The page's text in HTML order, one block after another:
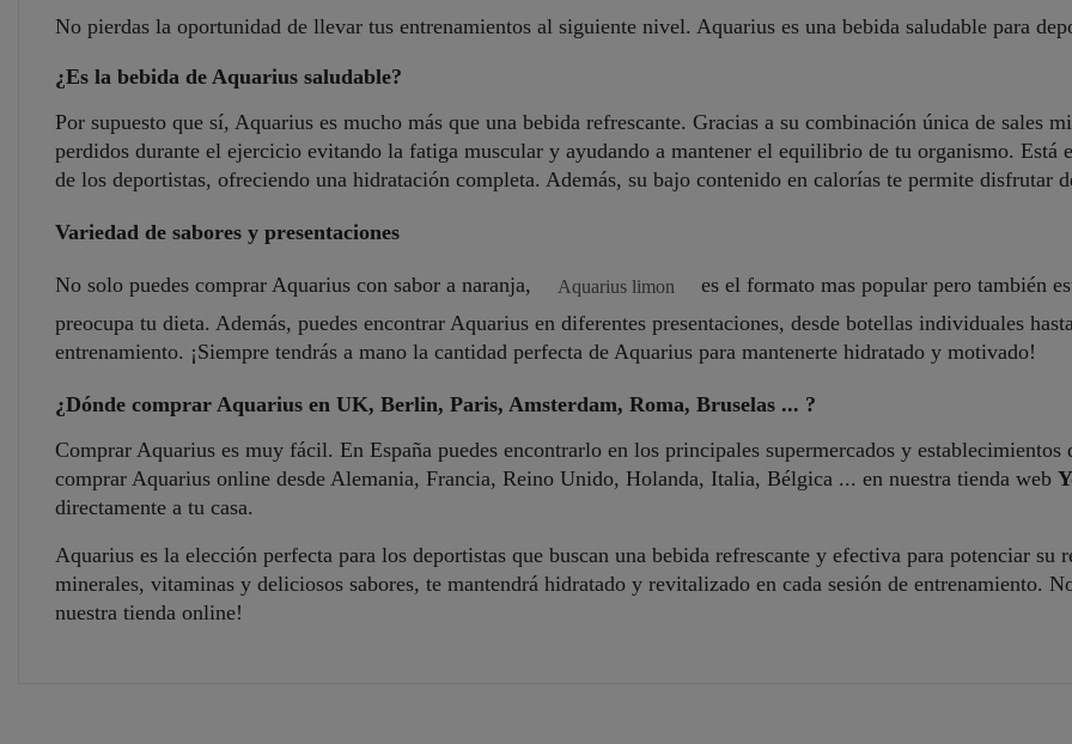
No pierdas la oportunidad de llevar tus entrenamientos al siguiente nivel. Aquarius es una bebida saludable para
¿Es la bebida de Aquarius saludable?
Por supuesto que sí, Aquarius es mucho más que una bebida refrescante. Gracias a su combinación única de sales
perdidos durante el ejercicio evitando la fatiga muscular y ayudando a mantener el equilibrio de tu organismo. Está
de los deportistas, ofreciendo una hidratación completa. Además, su bajo contenido en calorías te permite disfrutar
Variedad de sabores y presentaciones
No solo puedes comprar Aquarius con sabor a naranja, Aquarius limon es el formato mas popular pero también
preocupa tu dieta. Además, puedes encontrar Aquarius en diferentes presentaciones, desde botellas individuales
entrenamiento. ¡Siempre tendrás a mano la cantidad perfecta de Aquarius para mantenerte hidratado y motivado!
¿Dónde comprar Aquarius en UK, Berlin, Paris, Amsterdam, Roma, Bruselas ... ?
Comprar Aquarius es muy fácil. En España puedes encontrarlo en los principales supermercados y
comprar Aquarius online desde Alemania, Francia, Reino Unido, Holanda, Italia, Bélgica ... en nuestra tienda web
directamente a tu casa.
Aquarius es la elección perfecta para los deportistas que buscan una bebida refrescante y efectiva para potenciar
minerales, vitaminas y deliciosos sabores, te mantendrá hidratado y revitalizado en cada sesión de entrenamiento.
nuestra tienda online!